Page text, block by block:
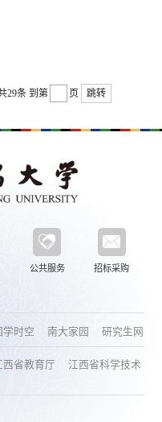
29条 到第 页 跳转
公共服务 招标采购
学时空 南大家园 研究生网
西省教育厅
江西省科学技术